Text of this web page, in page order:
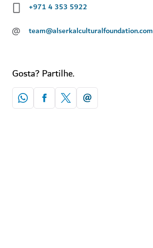
+971 4 353 5922
@ team@alserkalculturalfoundation.com
Gosta? Partilhe.